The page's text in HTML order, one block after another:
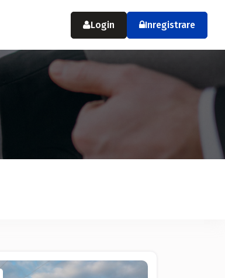
Login Inregistrare